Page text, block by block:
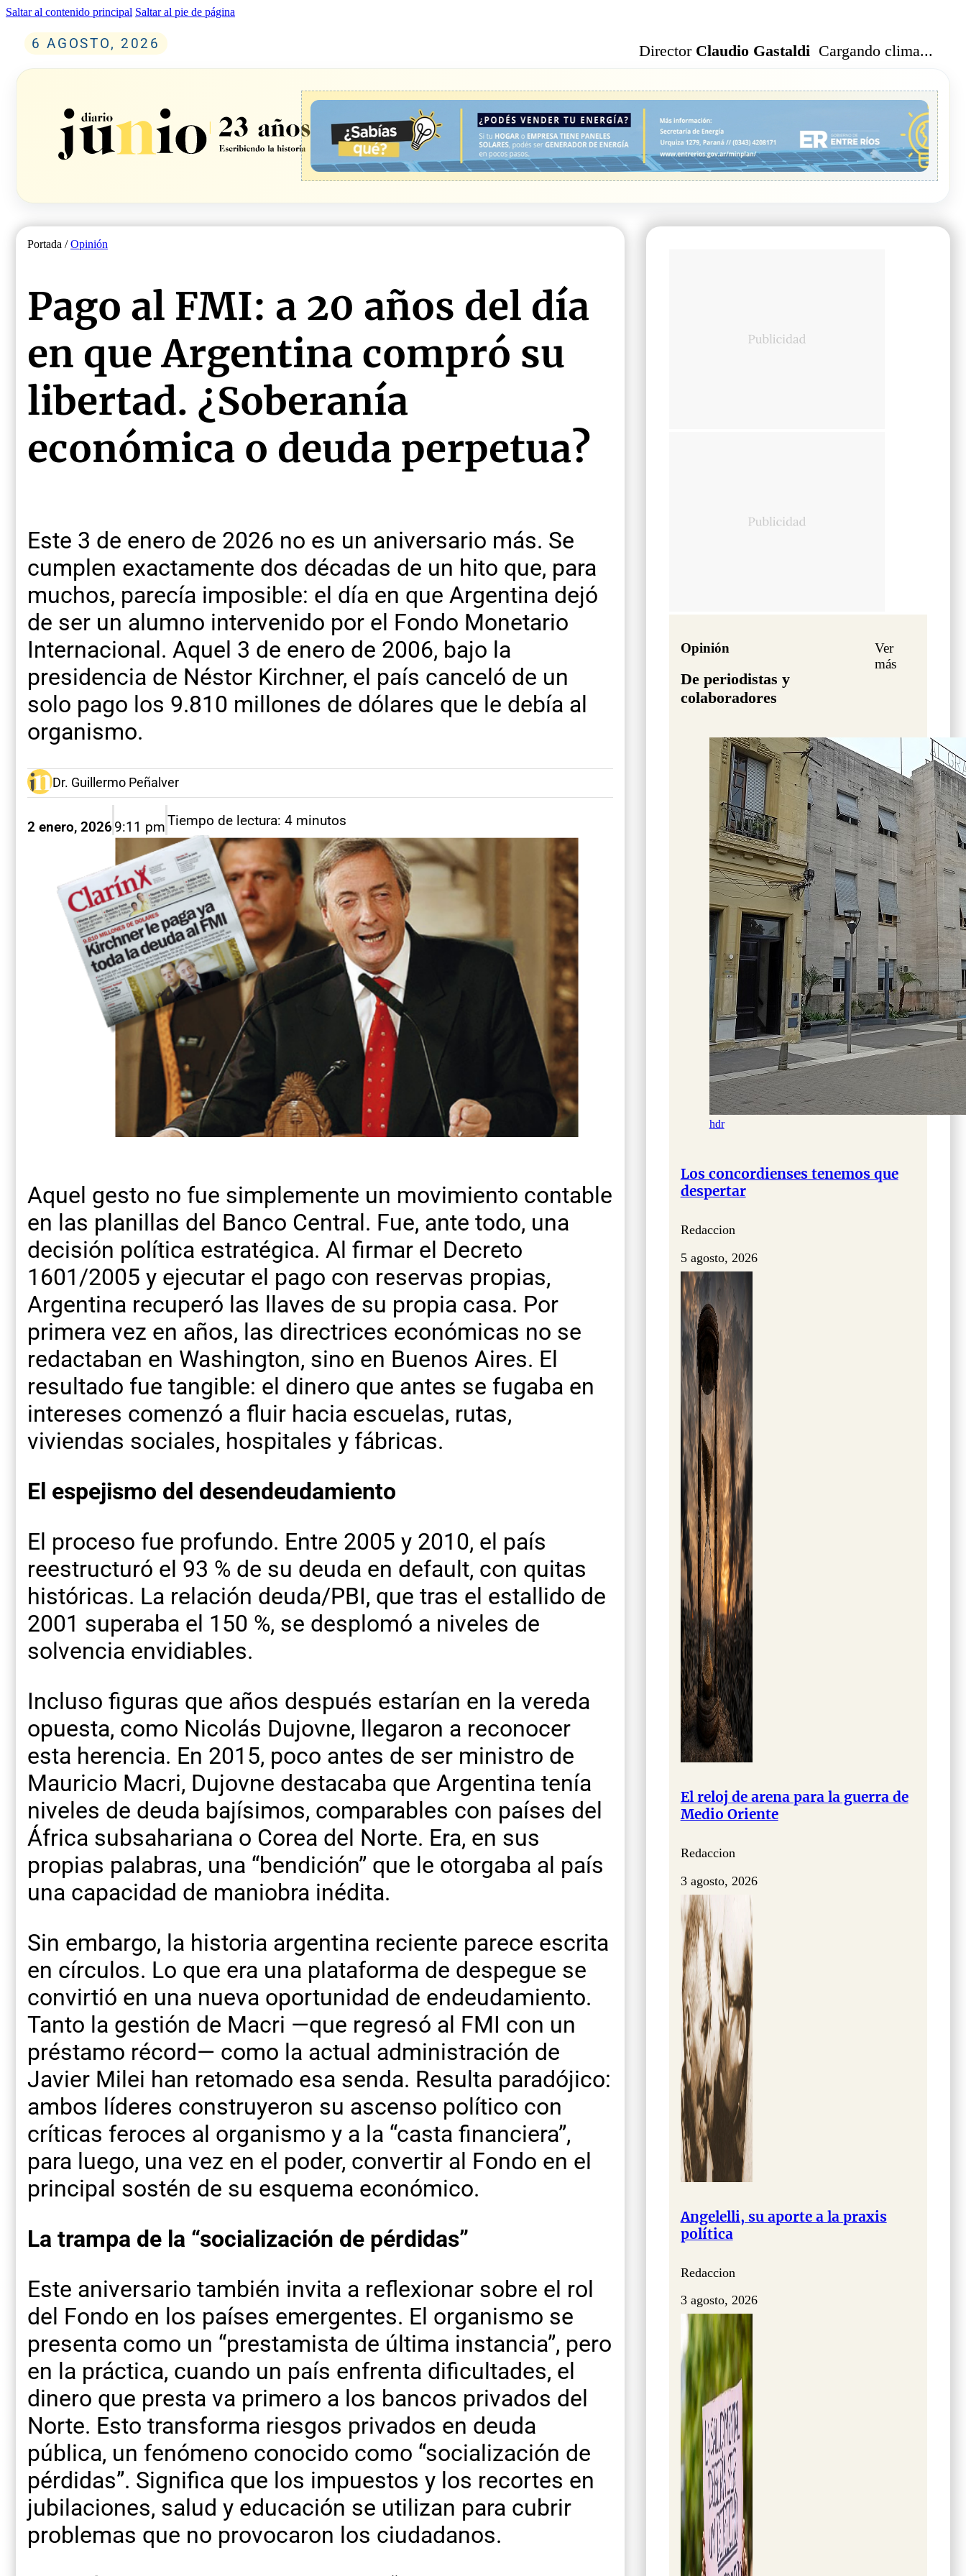
Saltar al contenido principal Saltar al pie de página
6 AGOSTO, 2026 Director Claudio Gastaldi Cargando clima...
Portada /Opinión
Pago al FMI: a 20 años del día
en que Argentina compró su
libertad. ¿Soberanía
económica o deuda perpetua?
Este 3 de enero de 2026 no es un aniversario más. Se
cumplen exactamente dos décadas de un hito que, para
muchos, parecía imposible: el día en que Argentina dejó
de ser un alumno intervenido por el Fondo Monetario
Internacional. Aquel 3 de enero de 2006, bajo la
presidencia de Néstor Kirchner, el país canceló de un
solo pago los 9.810 millones de dólares que le debía al
organismo.
Dr. Guillermo Peñalver
2 enero, 20269:11 pmTiempo de lectura: 4 minutos
Aquel gesto no fue simplemente un movimiento contable
en las planillas del Banco Central. Fue, ante todo, una
decisión política estratégica. Al firmar el Decreto
1601/2005 y ejecutar el pago con reservas propias,
Argentina recuperó las llaves de su propia casa. Por
primera vez en años, las directrices económicas no se
redactaban en Washington, sino en Buenos Aires. El
resultado fue tangible: el dinero que antes se fugaba en
intereses comenzó a fluir hacia escuelas, rutas,
viviendas sociales, hospitales y fábricas.
El espejismo del desendeudamiento
El proceso fue profundo. Entre 2005 y 2010, el país
reestructuró el 93 % de su deuda en default, con quitas
históricas. La relación deuda/PBI, que tras el estallido de
2001 superaba el 150 %, se desplomó a niveles de
solvencia envidiables.
Incluso figuras que años después estarían en la vereda
opuesta, como Nicolás Dujovne, llegaron a reconocer
esta herencia. En 2015, poco antes de ser ministro de
Mauricio Macri, Dujovne destacaba que Argentina tenía
niveles de deuda bajísimos, comparables con países del
África subsahariana o Corea del Norte. Era, en sus
propias palabras, una “bendición” que le otorgaba al país
una capacidad de maniobra inédita.
Sin embargo, la historia argentina reciente parece escrita
en círculos. Lo que era una plataforma de despegue se
convirtió en una nueva oportunidad de endeudamiento.
Tanto la gestión de Macri —que regresó al FMI con un
préstamo récord— como la actual administración de
Javier Milei han retomado esa senda. Resulta paradójico:
ambos líderes construyeron su ascenso político con
críticas feroces al organismo y a la “casta financiera”,
para luego, una vez en el poder, convertir al Fondo en el
principal sostén de su esquema económico.
La trampa de la “socialización de pérdidas”
Este aniversario también invita a reflexionar sobre el rol
del Fondo en los países emergentes. El organismo se
presenta como un “prestamista de última instancia”, pero
en la práctica, cuando un país enfrenta dificultades, el
dinero que presta va primero a los bancos privados del
Norte. Esto transforma riesgos privados en deuda
pública, un fenómeno conocido como “socialización de
pérdidas”. Significa que los impuestos y los recortes en
jubilaciones, salud y educación se utilizan para cubrir
problemas que no provocaron los ciudadanos.
Opinión
De periodistas y
colaboradores
Ver
más
hdr
Los concordienses tenemos que
despertar
Redaccion
5 agosto, 2026
El reloj de arena para la guerra de
Medio Oriente
Redaccion
3 agosto, 2026
Angelelli, su aporte a la praxis
política
Redaccion
3 agosto, 2026